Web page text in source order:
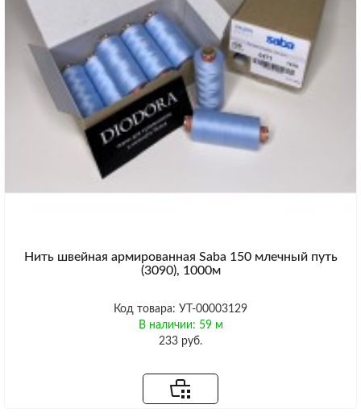
Нить швейная армированная Saba 150 млечный путь
(3090), 1000м
Код товара: УТ-00003129
В наличии: 59 м
233 руб.